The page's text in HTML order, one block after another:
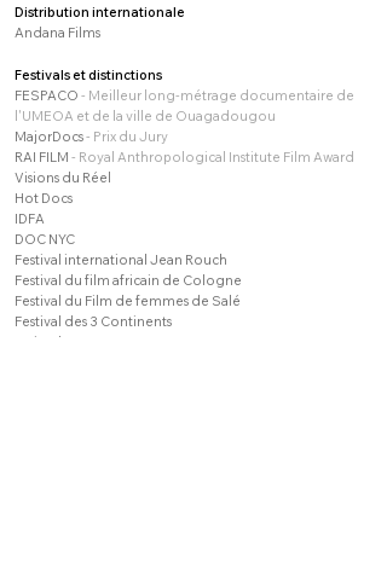
Distribution internationale
Andana Films
Festivalsetdistinctions
FESPACO - Meilleur long-métrage documentaire de
l'UMEOA et de la ville de Ouagadougou
MajorDocs- Prix du Jury
RAI FILM - Royal Anthropological Institute Film Award
Visions du Réel
Hot Docs
IDFA
DOC NYC
Festival international Jean Rouch
Festival du film africain de Cologne
Festival du Film de femmes de Salé
Festival des 3 Continents
Majordocs